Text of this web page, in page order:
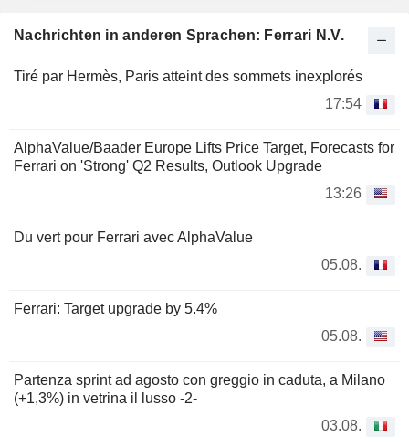
Nachrichten in anderen Sprachen: Ferrari N.V.
Tiré par Hermès, Paris atteint des sommets inexplorés
17:54
AlphaValue/Baader Europe Lifts Price Target, Forecasts for
Ferrari on 'Strong' Q2 Results, Outlook Upgrade
13:26
Du vert pour Ferrari avec AlphaValue
05.08.
Ferrari: Target upgrade by 5.4%
05.08.
Partenza sprint ad agosto con greggio in caduta, a Milano
(+1,3%) in vetrina il lusso -2-
03.08.